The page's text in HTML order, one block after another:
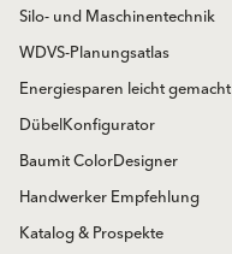
Silo- und Maschinentechnik
WDVS-Planungsatlas
Energiesparen leicht gemacht
DübelKonfigurator
Baumit ColorDesigner
Handwerker Empfehlung
Katalog & Prospekte